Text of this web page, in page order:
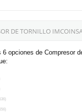
DE TORNILLO
opciones de Compresor